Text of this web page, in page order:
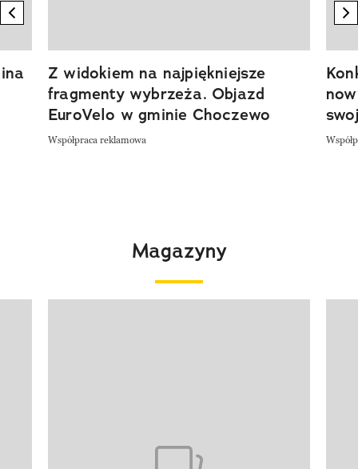
previous element
Z widokiem na najpiękniejsze
fragmenty wybrzeża. Objazd
EuroVelo w gminie Choczewo
Współpraca reklamowa
Magazyny